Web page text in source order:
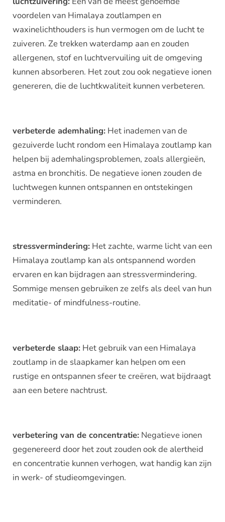
voordelen van Himalaya zoutlampen en
waxinelichthouders is hun vermogen om de lucht te
zuiveren. Ze trekken waterdamp aan en zouden
allergenen, stof en luchtvervuiling uit de omgeving
kunnen absorberen. Het zout zou ook negatieve ionen
genereren, die de luchtkwaliteit kunnen verbeteren.
verbeterde ademhaling: Het inademen van de
gezuiverde lucht rondom een Himalaya zoutlamp kan
helpen bij ademhalingsproblemen, zoals allergieën,
astma en bronchitis. De negatieve ionen zouden de
luchtwegen kunnen ontspannen en ontstekingen
verminderen.
stressvermindering: Het zachte, warme licht van een
Himalaya zoutlamp kan als ontspannend worden
ervaren en kan bijdragen aan stressvermindering.
Sommige mensen gebruiken ze zelfs als deel van hun
meditatie- of mindfulness-routine.
verbeterde slaap: Het gebruik van een Himalaya
zoutlamp in de slaapkamer kan helpen om een
rustige en ontspannen sfeer te creëren, wat bijdraagt
aan een betere nachtrust.
verbetering van de concentratie: Negatieve ionen
gegenereerd door het zout zouden ook de alertheid
en concentratie kunnen verhogen, wat handig kan zijn
in werk- of studieomgevingen.